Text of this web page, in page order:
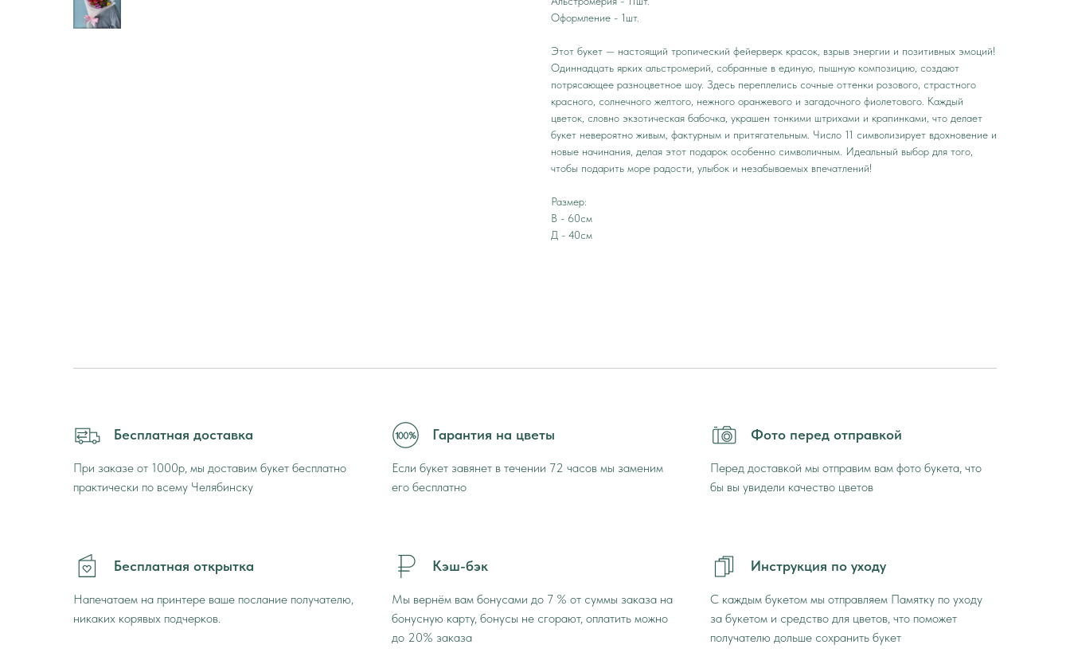
Оформление - 1шт.
Этот букет — настоящий тропический фейерверк красок, взрыв энергии и позитивных эмоций!
Одиннадцать ярких альстромерий, собранные в единую, пышную композицию, создают
потрясающее разноцветное шоу. Здесь переплелись сочные оттенки розового, страстного
красного, солнечного желтого, нежного оранжевого и загадочного фиолетового. Каждый
цветок, словно экзотическая бабочка, украшен тонкими штрихами и крапинками, что делает
букет невероятно живым, фактурным и притягательным. Число 11 символизирует вдохновение и
новые начинания, делая этот подарок особенно символичным. Идеальный выбор для того,
чтобы подарить море радости, улыбок и незабываемых впечатлений!
Размер:
В - 60см
Д - 40см
Бесплатная доставка
При заказе от 1000р, мы доставим букет бесплатно
практически по всему Челябинску
Гарантия на цветы
Если букет завянет в течении 72 часов мы заменим
его бесплатно
Фото перед отправкой
Перед доставкой мы отправим вам фото букета, что
бы вы увидели качество цветов
Бесплатная открытка
Напечатаем на принтере ваше послание получателю,
никаких корявых подчерков.
Кэш-бэк
Мы вернём вам бонусами до 7 % от суммы заказа на
бонусную карту, бонусы не сгорают, оплатить можно
до 20% заказа
Инструкция по уходу
С каждым букетом мы отправляем Памятку по уходу
за букетом и средство для цветов, что поможет
получателю дольше сохранить букет